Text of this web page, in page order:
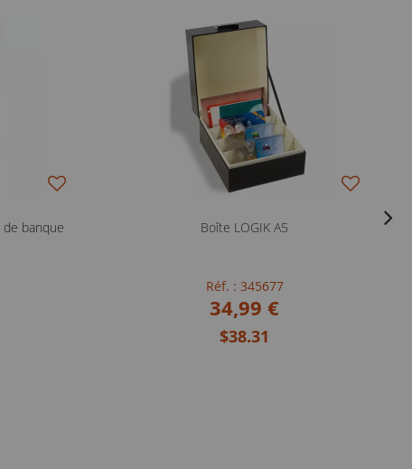
banque Boîte LOGIK A5
Réf. : 345677
34,99 €
$38.31